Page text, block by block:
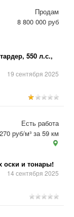
550 л.с.,
19 сентября 2025
Продам
8 800 000 руб
оски и тонары!
14 сентября 2025
Есть работа
270 руб/м³ за 59 км